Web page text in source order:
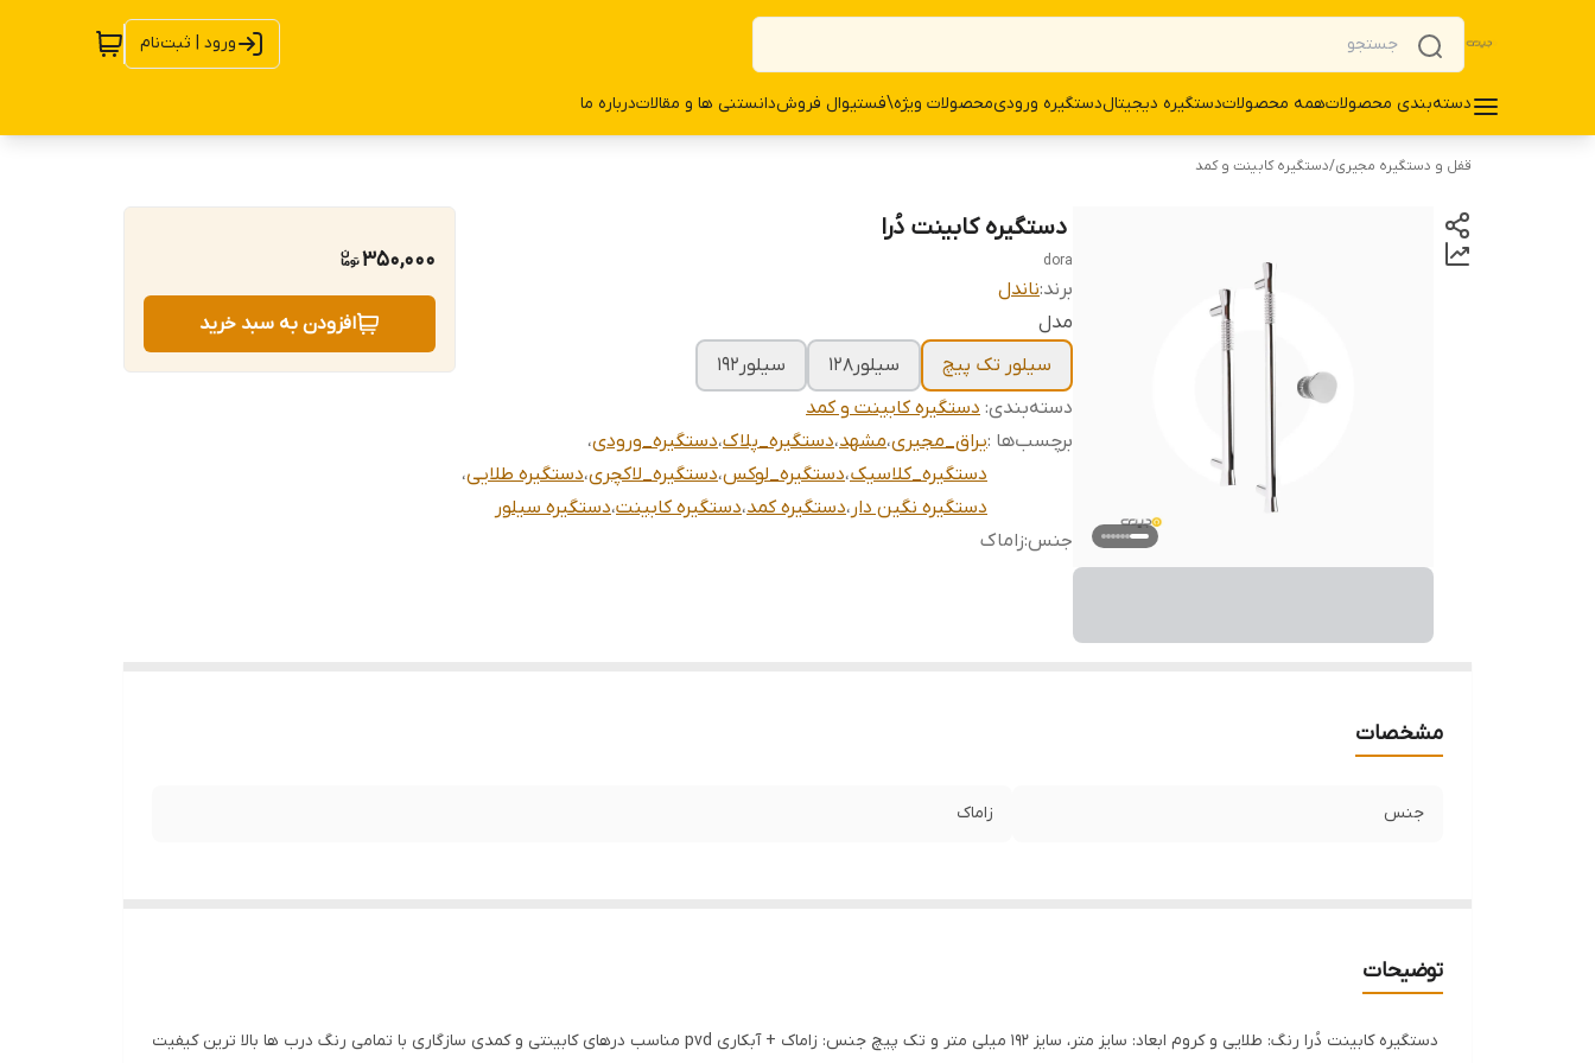
ورود | ثبت‌نام
دسته‌بندی محصولاتهمه محصولاتدستگیره دیجیتالدستگیره ورودیمحصولات وی‍‍‍ژه\فستیوال فروشدانستنی ها و مقالاتدرباره ما
قفل و دستگیره مجیری/دستگیره کابینت و کمد
‌ دستگیره‌ کابینت دُرا
dora
برند:ناندل
مدل
سیلور تک پیچ
سیلور128
سیلور192
دسته‌بندی: دستگیره کابینت و کمد
برچسب‌ها :یراق_مجیری،مشهد،دستگیره_پلاک،دستگیره_ورودی،
دستگیره_کلاسیک،دستگیره_لوکس،دستگیره_لاکچری،دستگیره طلایی،
دستگیره نگین دار ،دستگیره کمد،دستگیره کابینت،دستگیره سیلور
جنس:زاماک
350,000
افزودن به سبد خرید
مشخصات
جنس زاماک
توضیحات
‌ دستگیره‌ کابینت دُرا رنگ: طلایی و کروم ابعاد: سایز متر، سایز 192 میلی متر و تک پیچ جنس: زاماک + آبکاری pvd مناسب درهای کابینتی و کمدی سازگاری با تمامی رنگ درب ها بالا ترین کیفیت